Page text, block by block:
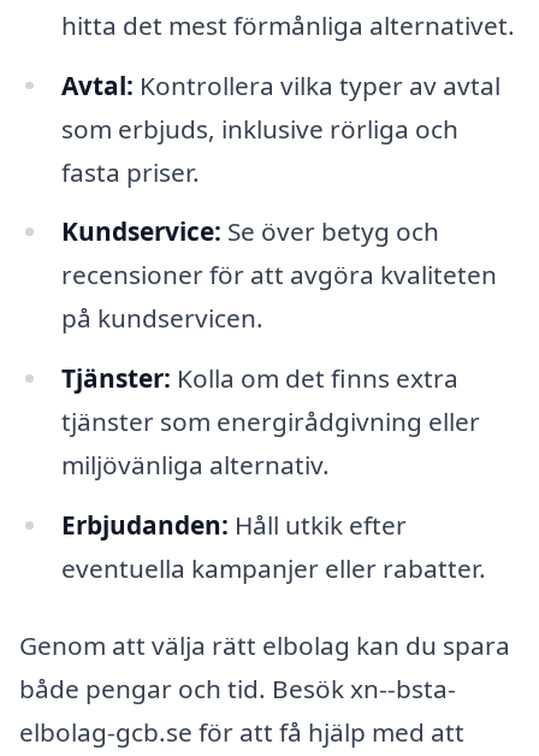
hitta det mest förmånliga alternativet.
Avtal: Kontrollera vilka typer av avtal
som erbjuds, inklusive rörliga och
fasta priser.
Kundservice: Se över betyg och
recensioner för att avgöra kvaliteten
på kundservicen.
Tjänster: Kolla om det finns extra
tjänster som energirådgivning eller
miljövänliga alternativ.
Erbjudanden: Håll utkik efter
eventuella kampanjer eller rabatter.
Genom att välja rätt elbolag kan du spara
både pengar och tid. Besök xn--bsta-
elbolag-gcb.se för att få hjälp med att